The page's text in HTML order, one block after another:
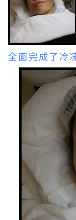
全面完成了 冷